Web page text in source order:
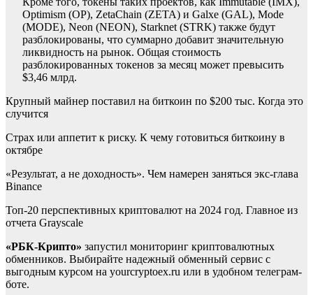
Optimism (OP), ZetaChain (ZETA) и Galxe (GAL), Mode
(MODE), Neon (NEON), Starknet (STRK) также будут
разблокированы, что суммарно добавит значительную
ликвидность на рынок. Общая стоимость
разблокированных токенов за месяц может превысить
$3,46 млрд.
Крупный майнер поставил на биткоин по $200 тыс. Когда это
случится
Страх или аппетит к риску. К чему готовиться биткоину в
октябре
«Результат, а не доходность». Чем намерен заняться экс-глава
Binance
Топ-20 перспективных криптовалют на 2024 год. Главное из
отчета Grayscale
«РБК-Крипто» запустил мониторинг криптовалютных
обменников. Выбирайте надежный обменный сервис с
выгодным курсом на yourcryptoex.ru или в удобном телеграм-
боте.